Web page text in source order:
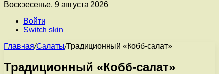
Воскресенье, 9 августа 2026
Войти
Switch skin
Главная/Салаты/Традиционный «Кобб-салат»
Традиционный «Кобб-салат»